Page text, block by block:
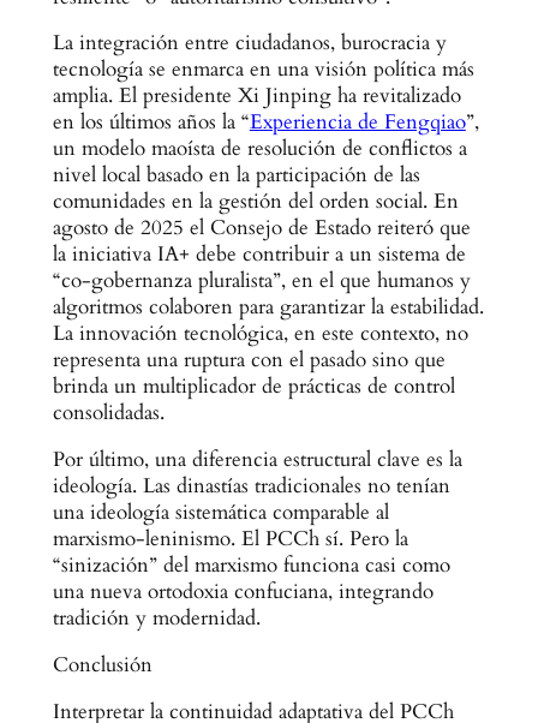
La integración entre ciudadanos, burocracia y
tecnología se enmarca en una visión política más
amplia. El presidente Xi Jinping ha revitalizado
en los últimos años la “Experiencia de Fengqiao”,
un modelo maoísta de resolución de conflictos a
nivel local basado en la participación de las
comunidades en la gestión del orden social. En
agosto de 2025 el Consejo de Estado reiteró que
la iniciativa IA+ debe contribuir a un sistema de
“co-gobernanza pluralista”, en el que humanos y
algoritmos colaboren para garantizar la estabilidad.
La innovación tecnológica, en este contexto, no
representa una ruptura con el pasado sino que
brinda un multiplicador de prácticas de control
consolidadas.
Por último, una diferencia estructural clave es la
ideología. Las dinastías tradicionales no tenían
una ideología sistemática comparable al
marxismo-leninismo. El PCCh sí. Pero la
“sinización” del marxismo funciona casi como
una nueva ortodoxia confuciana, integrando
tradición y modernidad.
Conclusión
Interpretar la continuidad adaptativa del PCCh